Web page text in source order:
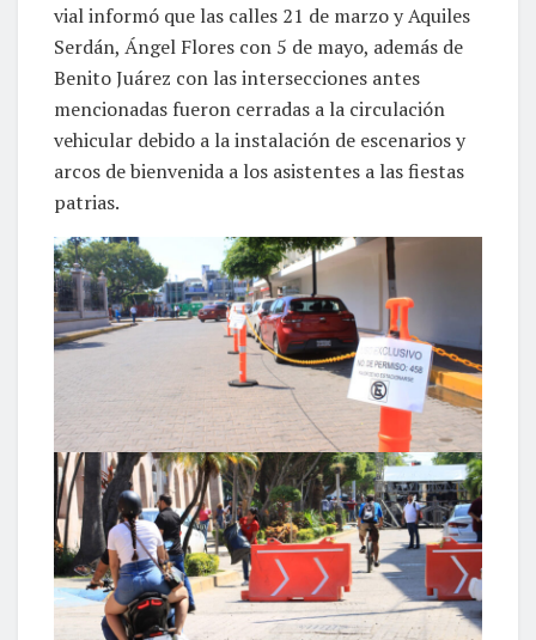
vial informó que las calles 21 de marzo y Aquiles
Serdán, Ángel Flores con 5 de mayo, además de
Benito Juárez con las intersecciones antes
mencionadas fueron cerradas a la circulación
vehicular debido a la instalación de escenarios y
arcos de bienvenida a los asistentes a las fiestas
patrias.